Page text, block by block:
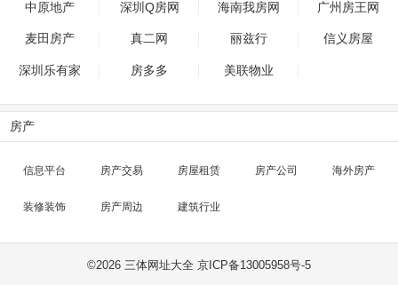
中原地产 深圳Q房网 海南我房网 广州房王网
麦田房产 真二网 丽兹行 信义房屋
深圳乐有家 房多多 美联物业
房产
信息平台 房产交易 房屋租赁 房产公司 海外房产
装修装饰 房产周边 建筑行业
©2026 三体网址大全 京ICP备13005958号-5